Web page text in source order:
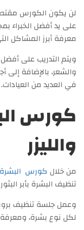
لن يكون الكورس
على يد أفضل الخبراء
معرفة أبرز المشاكل
ويتم التدريب على
والشعر، بالإضافة إلى
في العديد من العيادات.
كورس
والليزر
من خلال كورس البشرة
تنظيف البشرة بأبر
وعمل جلسة تنظيف
لكل نوع بشرة،